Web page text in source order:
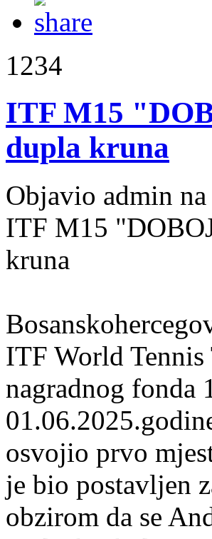
1234
ITF M15
dupla kruna
Objavio admin
ITF M15
kruna
ITF World
nagradnog fonda
osvojio prvo
je bio postavljen
obzirom da se